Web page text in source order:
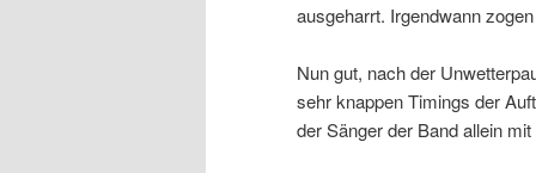
ausgeharrt. Irgendwann
Nun gut, nach der
sehr knappen Timings der
der Sänger der Band allein